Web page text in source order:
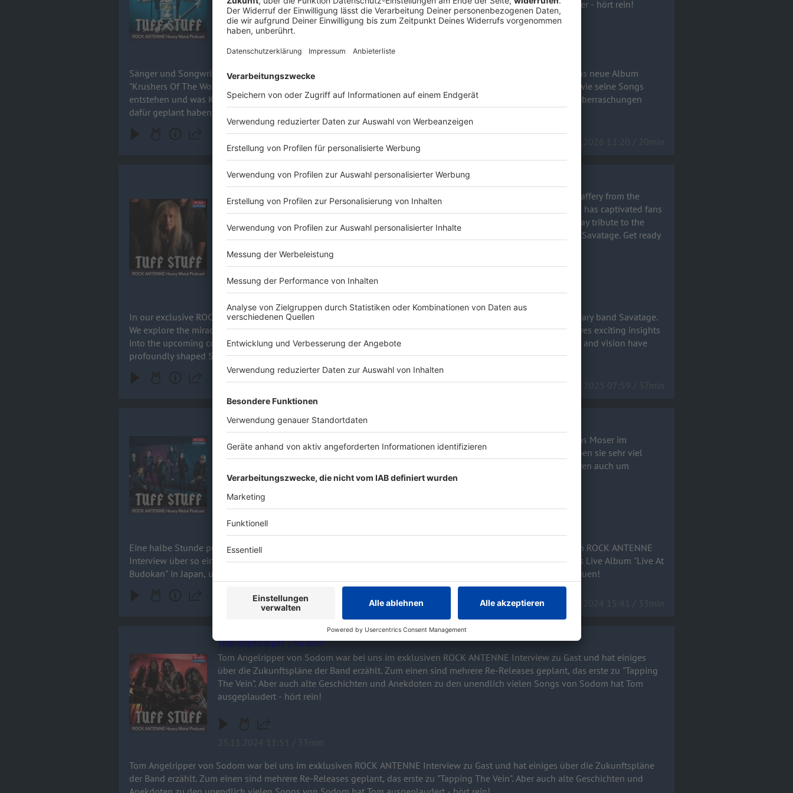
Kreator auf Tour gehen und was sie an Überraschungen dafür geplant haben, erfahrt ihr hier - hört rein!
27.01.2026 12:20 / 20min
Sänger und Songwriter von Kreator, Mille Petrozza, hat mit uns im exklusiven ROCK ANTENNE Interview über das neue Album
"Krushers Of The World" geredet, das im Januar 2026 erschienen ist. Unser Metal Moser hat den Rocker gefragt, wie seine Songs
entstehen und was Klassiker-Alben zu Klassiker-Alben macht. Mit wem Kreator auf Tour gehen und was sie an Überraschungen
dafür geplant haben, erfahrt ihr hier - hört rein!
Audiotitel - Chris Caffery / SAVATAGE
Chris Caffery / SAVATAGE
In our exclusive ROCK ANTENNE interview, we have the privilege of speaking with Chris Caffery from the
legendary band Savatage. We explore the miracle of the reunion of this iconic band, which has captivated fans
around the globe. Chris shares exciting insights into the upcoming concerts and we also pay tribute to the
band's visionary founder, Paul O'Neil, whose creativity and vision have profoundly shaped Savatage. Get ready
13.03.2025 07:59 / 37min
In our exclusive ROCK ANTENNE interview, we have the privilege of speaking with Chris Caffery from the legendary band Savatage.
We explore the miracle of the reunion of this iconic band, which has captivated fans around the globe. Chris shares exciting insights
into the upcoming concerts and we also pay tribute to the band's visionary founder, Paul O'Neil, whose creativity and vision have
profoundly shaped Savatage. Get ready for a conversation filled with musical history!
13.03.2025 07:59 / 37min
Audiotitel - Dani Löble / HELLOWEEN
Dani Löble / HELLOWEEN
Eine halbe Stunde pure Unterhaltung: Helloween-Schlagzeuger Dani Löble hat mit Thomas Moser im
exklusiven ROCK ANTENNE Interview über so einige Themen geredet - aber vor allem haben sie sehr viel
gelacht! Es geht zum einen um das Live Album "Live At Budokan" in Japan, und zum anderen auch um
Kindermalbücher und Ruhe beim Konzert. Viel Spaß beim Anschauen!
12.12.2024 15:41 / 33min
Eine halbe Stunde pure Unterhaltung: Helloween-Schlagzeuger Dani Löble hat mit Thomas Moser im exklusiven ROCK ANTENNE
Interview über so einige Themen geredet - aber vor allem haben sie sehr viel gelacht! Es geht zum einen um das Live Album "Live At
Budokan" in Japan, und zum anderen auch um Kindermalbücher und Ruhe beim Konzert. Viel Spaß beim Anschauen!
Audiotitel - Tom Angelripper / SODOM
Tom Angelripper / SODOM
Tom Angelripper von Sodom war bei uns im exklusiven ROCK ANTENNE Interview zu Gast und hat einiges
über die Zukunftspläne der Band erzählt. Zum einen sind mehrere Re-Releases geplant, das erste zu "Tapping
The Vein". Aber auch alte Geschichten und Anekdoten zu den unendlich vielen Songs von Sodom hat Tom
ausgeplaudert - hört rein!
Tom Angelripper von Sodom war bei uns im exklusiven ROCK ANTENNE Interview zu Gast und hat einiges über die Zukunftspläne
der Band erzählt. Zum einen sind mehrere Re-Releases geplant, das erste zu "Tapping The Vein". Aber auch alte Geschichten und